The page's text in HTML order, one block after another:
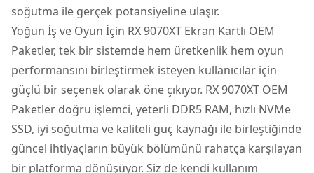
soğutma ile gerçek potansiyeline ulaşır.
Yoğun İş ve Oyun İçin RX 9070XT Ekran Kartlı OEM
Paketler, tek bir sistemde hem üretkenlik hem oyun
performansını birleştirmek isteyen kullanıcılar için
güçlü bir seçenek olarak öne çıkıyor. RX 9070XT OEM
Paketler doğru işlemci, yeterli DDR5 RAM, hızlı NVMe
SSD, iyi soğutma ve kaliteli güç kaynağı ile birleştiğinde
güncel ihtiyaçların büyük bölümünü rahatça karşılayan
bir platforma dönüşüyor. Siz de kendi kullanım